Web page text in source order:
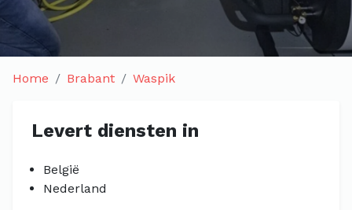
Home Brabant Waspik
Levert diensten in
België
Nederland